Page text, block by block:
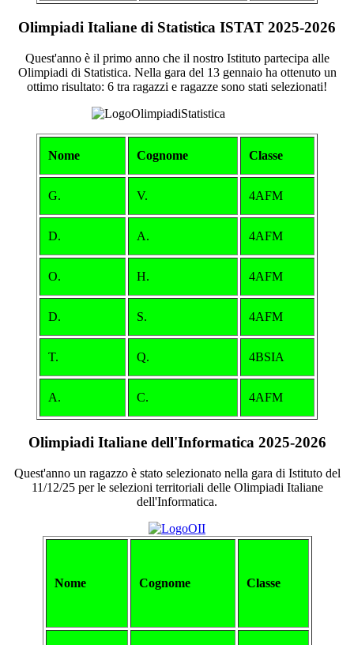
Olimpiadi Italiane di Statistica ISTAT 2025-2026
Quest'anno è il primo anno che il nostro Istituto partecipa alle
Olimpiadi di Statistica. Nella gara del 13 gennaio ha ottenuto un
ottimo risultato: 6 tra ragazzi e ragazze sono stati selezionati!
Nome Cognome Classe
G. V. 4AFM
D. A. 4AFM
O. H. 4AFM
D. S. 4AFM
T. Q. 4BSIA
A. C. 4AFM
Olimpiadi Italiane dell'Informatica 2025-2026
Quest'anno un ragazzo è stato selezionato nella gara di Istituto del
11/12/25 per le selezioni territoriali delle Olimpiadi Italiane
dell'Informatica.
Nome Cognome Classe